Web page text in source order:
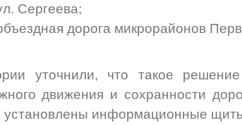
Сергеева;
дорога микрорайонов
уточнили, что такое
движения и сохранности
установлены информационные